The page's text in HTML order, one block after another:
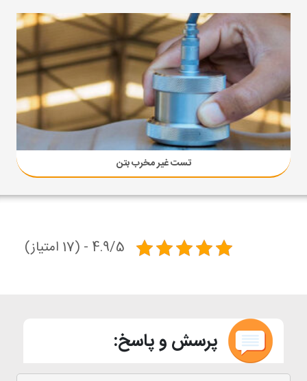
تست غیر مخرب بتن
4.9/5 - (17 امتیاز)
پرسش و پاسخ: